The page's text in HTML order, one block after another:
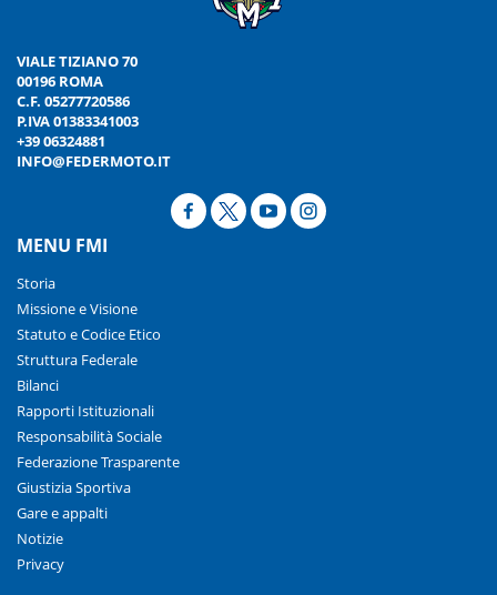
VIALE TIZIANO 70
00196 ROMA
C.F. 05277720586
P.IVA 01383341003
+39 06324881
INFO@FEDERMOTO.IT
MENU FMI
Storia
Missione e Visione
Statuto e Codice Etico
Struttura Federale
Bilanci
Rapporti Istituzionali
Responsabilità Sociale
Federazione Trasparente
Giustizia Sportiva
Gare e appalti
Notizie
Privacy